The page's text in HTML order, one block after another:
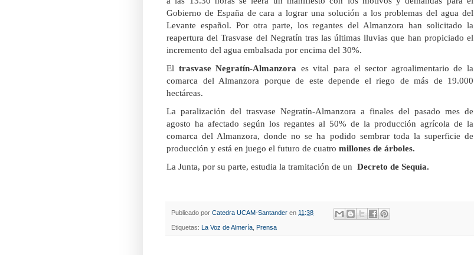
Gobierno de España de cara a lograr una solución a los problemas del agua del
Levante español. Por otra parte, los regantes del Almanzora han solicitado la
reapertura del Trasvase del Negratín tras las últimas lluvias que han propiciado el
incremento del agua embalsada por encima del 30%.
El trasvase Negratín-Almanzora es vital para el sector agroalimentario de la
comarca del Almanzora porque de este depende el riego de más de 19.000
hectáreas.
La paralización del trasvase Negratín-Almanzora a finales del pasado mes de
agosto ha afectado según los regantes al 50% de la producción agrícola de la
comarca del Almanzora, donde no se ha podido sembrar toda la superficie de
producción y está en juego el futuro de cuatro millones de árboles.
La Junta, por su parte, estudia la tramitación de un Decreto de Sequía.
Publicado por Catedra UCAM-Santander en 11:38
Etiquetas: La Voz de Almería Prensa